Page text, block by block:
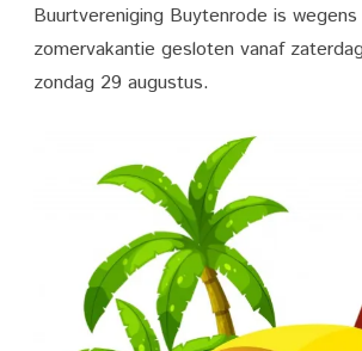
Zomerstop
Buurtvereniging Buytenrode is
zomervakantie gesloten vanaf
zondag 29 augustus.